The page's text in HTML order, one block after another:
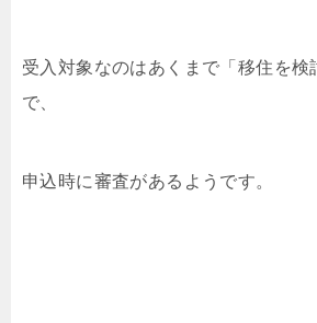
受入対象なのはあくまで「移住を検
で、
申込時に審査があるようです。